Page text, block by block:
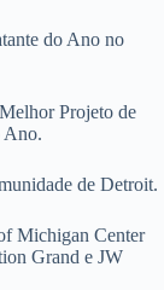
do Ano no
Projeto de
Ano.
de Detroit.
Michigan Center
Grand e JW